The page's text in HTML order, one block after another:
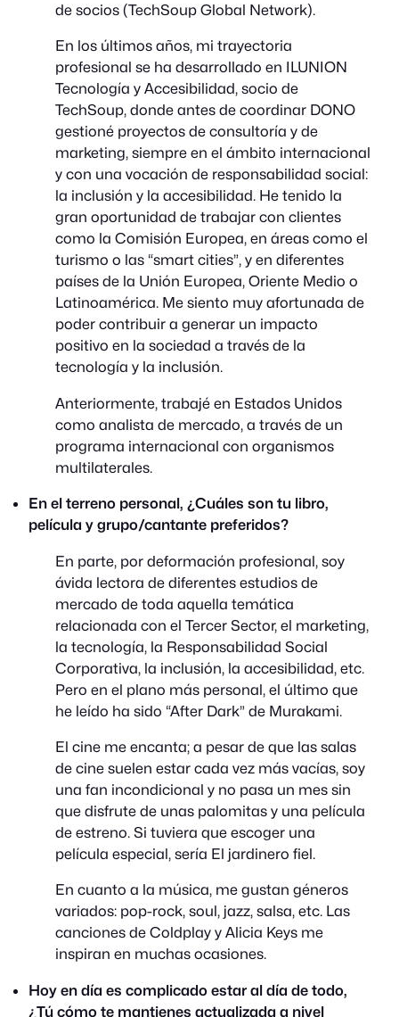
de socios (TechSoup Global Network).
En los últimos años, mi trayectoria
profesional se ha desarrollado en ILUNION
Tecnología y Accesibilidad, socio de
TechSoup, donde antes de coordinar DONO
gestioné proyectos de consultoría y de
marketing, siempre en el ámbito internacional
y con una vocación de responsabilidad social:
la inclusión y la accesibilidad. He tenido la
gran oportunidad de trabajar con clientes
como la Comisión Europea, en áreas como el
turismo o las “smart cities”, y en diferentes
países de la Unión Europea, Oriente Medio o
Latinoamérica. Me siento muy afortunada de
poder contribuir a generar un impacto
positivo en la sociedad a través de la
tecnología y la inclusión.
Anteriormente, trabajé en Estados Unidos
como analista de mercado, a través de un
programa internacional con organismos
multilaterales.
En el terreno personal, ¿Cuáles son tu libro,
película y grupo/cantante preferidos?
En parte, por deformación profesional, soy
ávida lectora de diferentes estudios de
mercado de toda aquella temática
relacionada con el Tercer Sector, el marketing,
la tecnología, la Responsabilidad Social
Corporativa, la inclusión, la accesibilidad, etc.
Pero en el plano más personal, el último que
he leído ha sido “After Dark” de Murakami.
El cine me encanta; a pesar de que las salas
de cine suelen estar cada vez más vacías, soy
una fan incondicional y no pasa un mes sin
que disfrute de unas palomitas y una película
de estreno. Si tuviera que escoger una
película especial, sería El jardinero fiel.
En cuanto a la música, me gustan géneros
variados: pop-rock, soul, jazz, salsa, etc. Las
canciones de Coldplay y Alicia Keys me
inspiran en muchas ocasiones.
Hoy en día es complicado estar al día de todo,
¿Tú cómo te mantienes actualizada a nivel